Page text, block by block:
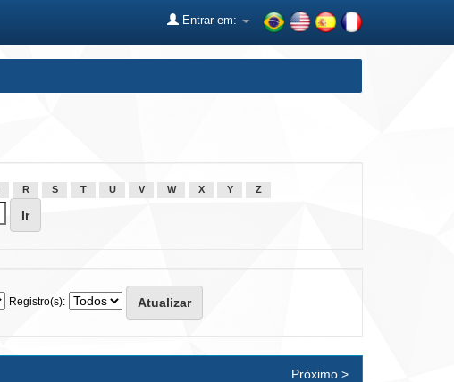
Entrar em:
R S T U V W X Y Z
Registro(s):
Próximo >